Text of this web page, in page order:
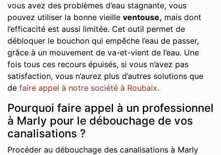
vous avez des problèmes d’eau stagnante, vous
pouvez utiliser la bonne vieille ventouse, mais dont
l’efficacité est aussi limitée. Cet outil permet de
débloquer le bouchon qui empêche l’eau de passer,
grâce à un mouvement de va-et-vient de l’eau. Une
fois tous ces recours épuisés, si vous n’avez pas
satisfaction, vous n’aurez plus d’autres solutions que
de faire appel à notre société à Roubaix.
Pourquoi faire appel à un professionnel
à Marly pour le débouchage de vos
canalisations ?
Procéder au débouchage des canalisations à Marly